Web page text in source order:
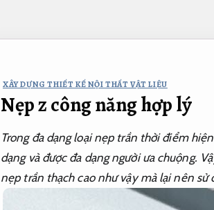
XÂY DỰNG THIẾT KẾ NỘI THẤT VẬT LIỆU
Nẹp z công năng hợp lý
Trong đa dạng loại nẹp trần thời điểm
dạng và được đa dạng người ưa chuộng.
nẹp trần thạch cao như vậy mà lại nên sử